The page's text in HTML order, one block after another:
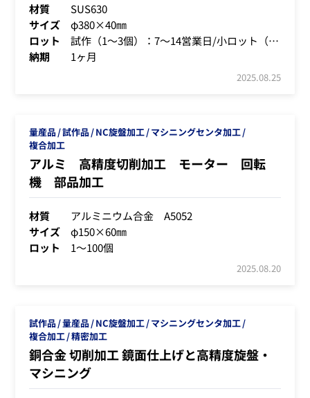
材質
SUS630
サイズ
φ380×40㎜
ロット
試作（1～3個）：7～14営業日/小ロット（5～20個）：2～4週間
納期
1ヶ月
2025.08.25
量産品 試作品 NC旋盤加工 マシニングセンタ加工
複合加工
アルミ 高精度切削加工 モーター 回転
機 部品加工
材質
アルミニウム合金 A5052
サイズ
φ150×60㎜
ロット
1～100個
2025.08.20
試作品 量産品 NC旋盤加工 マシニングセンタ加工
複合加工 精密加工
銅合金 切削加工 鏡面仕上げと高精度旋盤・
マシニング